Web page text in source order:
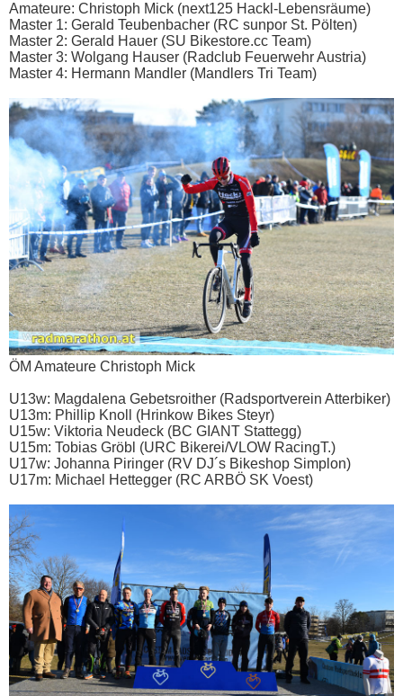
Amateure: Christoph Mick (next125 Hackl-Lebensräume)
Master 1: Gerald Teubenbacher (RC sunpor St. Pölten)
Master 2: Gerald Hauer (SU Bikestore.cc Team)
Master 3: Wolgang Hauser (Radclub Feuerwehr Austria)
Master 4: Hermann Mandler (Mandlers Tri Team)
ÖM Amateure Christoph Mick
U13w: Magdalena Gebetsroither (Radsportverein Atterbiker)
U13m: Phillip Knoll (Hrinkow Bikes Steyr)
U15w: Viktoria Neudeck (BC GIANT Stattegg)
U15m: Tobias Gröbl (URC Bikerei/VLOW RacingT.)
U17w: Johanna Piringer (RV DJ´s Bikeshop Simplon)
U17m: Michael Hettegger (RC ARBÖ SK Voest)